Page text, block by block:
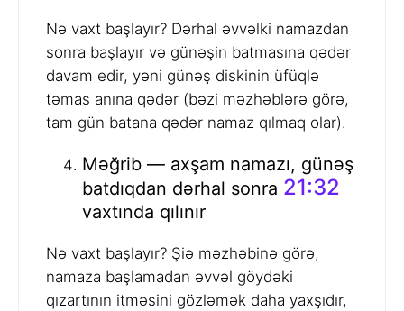
Nə vaxt başlayır? Dərhal əvvəlki namazdan
sonra başlayır və günəşin batmasına qədər
davam edir, yəni günəş diskinin üfüqlə
təmas anına qədər (bəzi məzhəblərə görə,
tam gün batana qədər namaz qılmaq olar).
Məğrib — axşam namazı, günəş
batdıqdan dərhal sonra 21:32
vaxtında qılınır
Nə vaxt başlayır? Şiə məzhəbinə görə,
namaza başlamadan əvvəl göydəki
qızartının itməsini gözləmək daha yaxşıdır,